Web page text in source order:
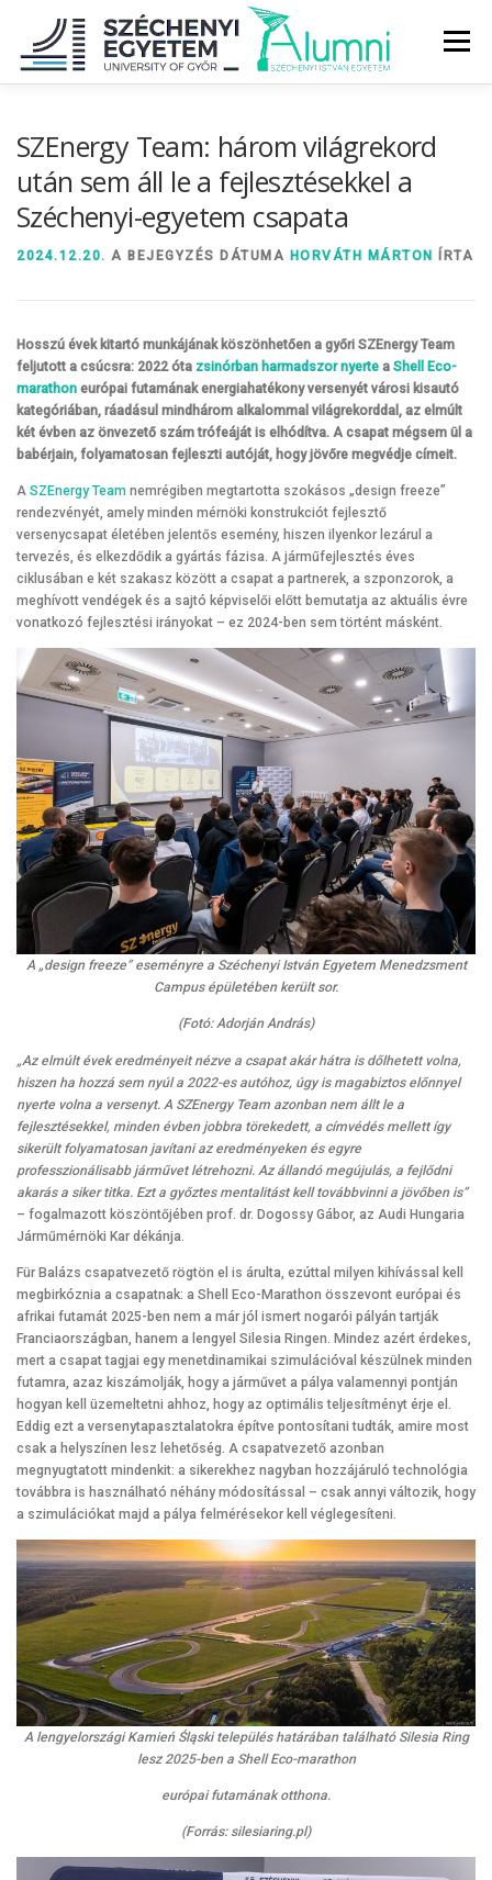
tartalomhoz
Menü
DIPLOMAÁTADÓ DIPLOMÁN TÚL
SZEnergy Team: három világrekord
után sem áll le a fejlesztésekkel a
Széchenyi-egyetem csapata
2024.12.20. A BEJEGYZÉS DÁTUMA HORVÁTH MÁRTON ÍRTA
Hosszú évek kitartó munkájának köszönhetően a győri SZEnergy Team
feljutott a csúcsra: 2022 óta zsinórban harmadszor nyerte a Shell Eco-
marathon európai futamának energiahatékony versenyét városi kisautó
kategóriában, ráadásul mindhárom alkalommal világrekorddal, az elmúlt
két évben az önvezető szám trófeáját is elhódítva. A csapat mégsem ül a
babérjain, folyamatosan fejleszti autóját, hogy jövőre megvédje címeit.
A SZEnergy Team nemrégiben megtartotta szokásos „design freeze”
rendezvényét, amely minden mérnöki konstrukciót fejlesztő
versenycsapat életében jelentős esemény, hiszen ilyenkor lezárul a
tervezés, és elkezdődik a gyártás fázisa. A járműfejlesztés éves
ciklusában e két szakasz között a csapat a partnerek, a szponzorok, a
meghívott vendégek és a sajtó képviselői előtt bemutatja az aktuális évre
vonatkozó fejlesztési irányokat – ez 2024-ben sem történt másként.
A „design freeze” eseményre a Széchenyi István Egyetem Menedzsment
Campus épületében került sor.
(Fotó: Adorján András)
„Az elmúlt évek eredményeit nézve a csapat akár hátra is dőlhetett volna,
hiszen ha hozzá sem nyúl a 2022-es autóhoz, úgy is magabiztos előnnyel
nyerte volna a versenyt. A SZEnergy Team azonban nem állt le a
fejlesztésekkel, minden évben jobbra törekedett, a címvédés mellett így
sikerült folyamatosan javítani az eredményeken és egyre
professzionálisabb járművet létrehozni. Az állandó megújulás, a fejlődni
akarás a siker titka. Ezt a győztes mentalitást kell továbbvinni a jövőben is”
– fogalmazott köszöntőjében prof. dr. Dogossy Gábor, az Audi Hungaria
Járműmérnöki Kar dékánja.
Für Balázs csapatvezető rögtön el is árulta, ezúttal milyen kihívással kell
megbirkóznia a csapatnak: a Shell Eco-Marathon összevont európai és
afrikai futamát 2025-ben nem a már jól ismert nogarói pályán tartják
Franciaországban, hanem a lengyel Silesia Ringen. Mindez azért érdekes,
mert a csapat tagjai egy menetdinamikai szimulációval készülnek minden
futamra, azaz kiszámolják, hogy a járművet a pálya valamennyi pontján
hogyan kell üzemeltetni ahhoz, hogy az optimális teljesítményt érje el.
Eddig ezt a versenytapasztalatokra építve pontosítani tudták, amire most
csak a helyszínen lesz lehetőség. A csapatvezető azonban
megnyugtatott mindenkit: a sikerekhez nagyban hozzájáruló technológia
továbbra is használható néhány módosítással – csak annyi változik, hogy
a szimulációkat majd a pálya felmérésekor kell véglegesíteni.
A lengyelországi Kamień Śląski település határában található Silesia Ring
lesz 2025-ben a Shell Eco-marathon
európai futamának otthona.
(Forrás: silesiaring.pl)